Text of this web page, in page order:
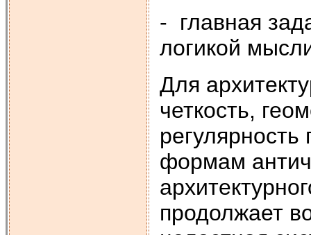
- главная
логикой
Для
четкость,
формам
продолжает